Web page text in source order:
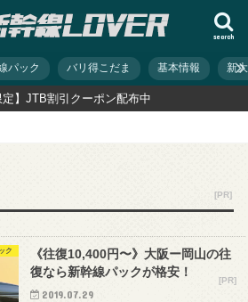
search
パック バリ得こだま 基本情報 新
定】JTB割引クーポン配布中
ク
《往復10,400円〜》大阪ー岡山の往
復なら新幹線パックが格安！
2019.07.29